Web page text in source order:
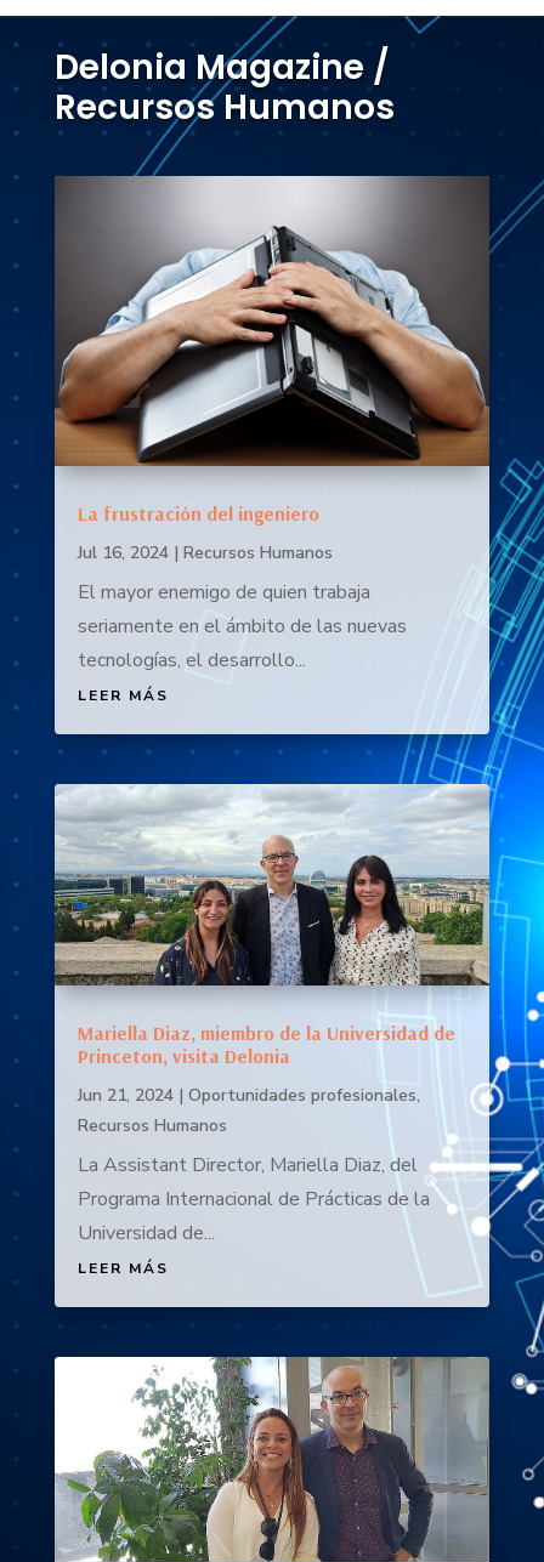
Delonia Magazine /
Recursos Humanos
La frustración del ingeniero
Jul 16, 2024| Recursos Humanos
El mayor enemigo de quien trabaja
seriamente en el ámbito de las nuevas
tecnologías, el desarrollo...
LEER MÁS
Mariella Diaz, miembro de la Universidad de
Princeton, visita Delonia
Jun 21, 2024| Oportunidades profesionales,
Recursos Humanos
La Assistant Director, Mariella Diaz, del
Programa Internacional de Prácticas de la
Universidad de...
LEER MÁS